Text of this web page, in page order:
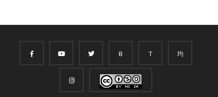
B T 均